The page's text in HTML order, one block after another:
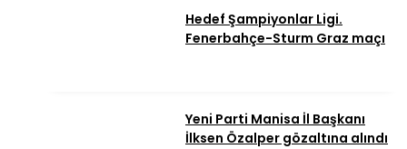
Hedef Şampiyonlar Ligi.
Fenerbahçe-Sturm Graz maçı
Yeni Parti Manisa İl Başkanı
İlksen Özalper gözaltına alındı